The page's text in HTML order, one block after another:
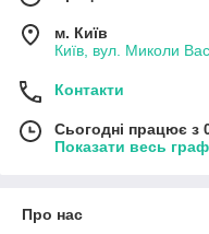
м. Київ
Київ, вул. Миколи
Контакти
Сьогодні працює з
Показати весь
Про нас